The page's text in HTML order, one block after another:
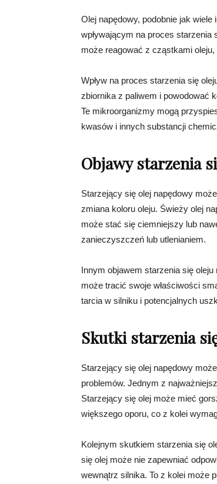
Olej napędowy, podobnie jak
wpływającym na proces starzenia
może reagować z cząstkami oleju,
Wpływ na proces starzenia się
zbiornika z paliwem i powodować
Te mikroorganizmy mogą
kwasów i innych substancji
Objawy starzenia
Starzejący się olej napędowy
zmiana koloru oleju. Świeży olej
może stać się ciemniejszy lub
zanieczyszczeń lub utlenianiem.
Innym objawem starzenia się
może tracić swoje właściwości
tarcia w silniku i potencjalnych
Skutki starzenia
Starzejący się olej napędowy
problemów. Jednym z
Starzejący się olej może mieć
większego oporu, co z kolei
Kolejnym skutkiem starzenia się
się olej może nie zapewniać
wewnątrz silnika. To z kolei może